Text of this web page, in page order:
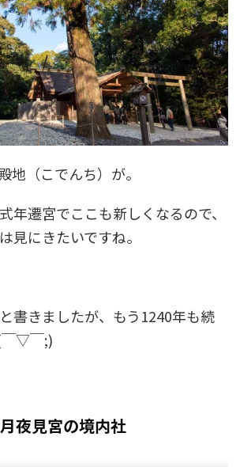
地（こでんち）が。
年遷宮でここも新しくなるので、
見にきたいですね。
書きましたが、もう1240年も続
￣▽￣;)
月夜見宮の境内社